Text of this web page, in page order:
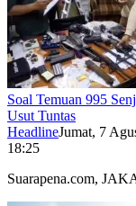
Soal Temuan 995
Usut Tuntas
HeadlineJumat, 7
18:25
Suarapena.com,